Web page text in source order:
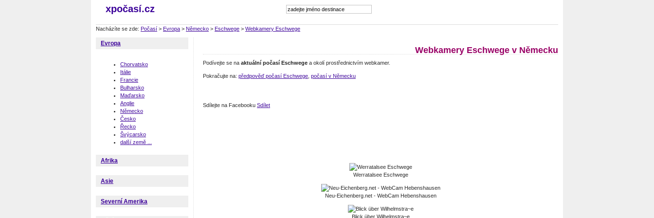
xpočasí.cz
Nacházíte se zde: Počasí > Evropa > Německo > Eschwege > Webkamery Eschwege
Evropa
Chorvatsko
Itálie
Francie
Bulharsko
Maďarsko
Anglie
Německo
Česko
Řecko
Švýcarsko
další země ...
Afrika
Asie
Severní Amerika
Webkamery Eschwege v Německu
Podívejte se na aktuální počasí Eschwege a okolí prostřednictvím webkamer.
Pokračujte na: předpověď počasí Eschwege počasí v Německu
Sdílejte na Facebooku Sdílet
Werratalsee Eschwege
Neu-Eichenberg.net - WebCam Hebenshausen
Blick über Wilhelmstra~e